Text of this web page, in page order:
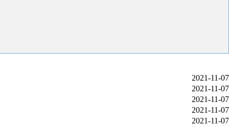
2021-11-07
2021-11-07
2021-11-07
2021-11-07
2021-11-07